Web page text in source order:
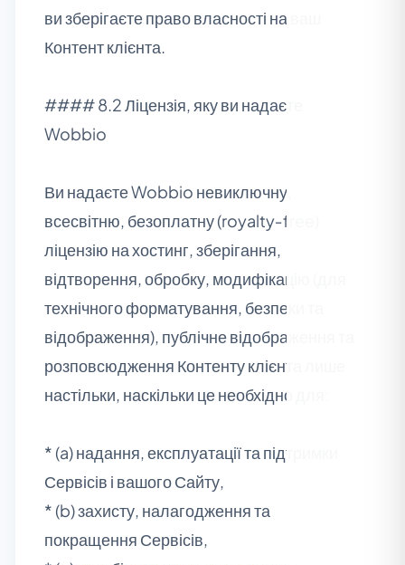
ви зберігаєте право власності на ваш
Контент клієнта.
#### 8.2 Ліцензія, яку ви надаєте
Wobbio
Ви надаєте Wobbio невиключну,
всесвітню, безоплатну (royalty‑free)
ліцензію на хостинг, зберігання,
відтворення, обробку, модифікацію (для
технічного форматування, безпеки та
відображення), публічне відображення та
розповсюдження Контенту клієнта лише
настільки, наскільки це необхідно для:
* (a) надання, експлуатації та підтримки
Сервісів і вашого Сайту,
* (b) захисту, налагодження та
покращення Сервісів,